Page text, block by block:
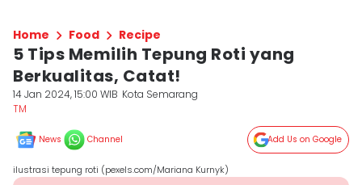
Home Food Recipe
5 Tips Memilih Tepung Roti yang
Berkualitas, Catat!
14 Jan 2024, 15:00 WIB Kota Semarang
TM
News Channel Add Us on Google
ilustrasi tepung roti (pexels.com/Mariana Kurnyk)